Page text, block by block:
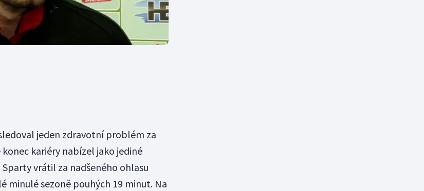
jeden zdravotní problém za
kariéry nabízel jako jediné
vrátil za nadšeného ohlasu
minulé sezoně pouhých 19 minut. Na